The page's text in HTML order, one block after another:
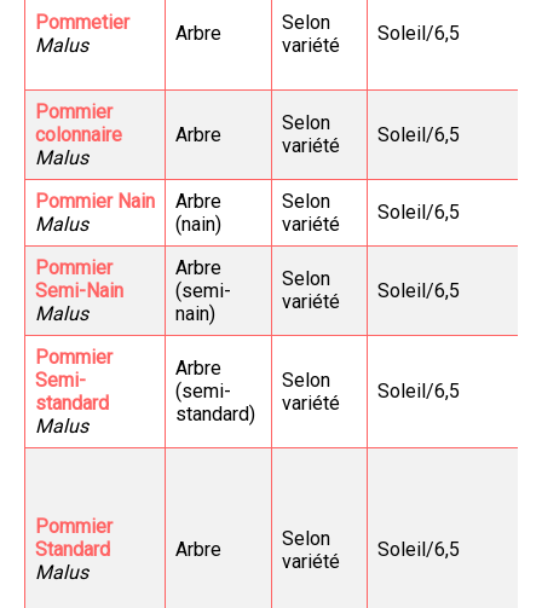
Pommetier
Malus
Arbre
Selon
variété
Soleil/6,5
Pommier
colonnaire
Malus
Arbre
Selon
variété
Soleil/6,5
Pommier Nain
Malus
Arbre
(nain)
Selon
variété
Soleil/6,5
Pommier
Semi-Nain
Malus
Arbre
(semi-
nain)
Selon
variété
Soleil/6,5
Pommier
Semi-
standard
Malus
Arbre
(semi-
standard)
Selon
variété
Soleil/6,5
Pommier
Standard
Malus
Arbre
Selon
variété
Soleil/6,5